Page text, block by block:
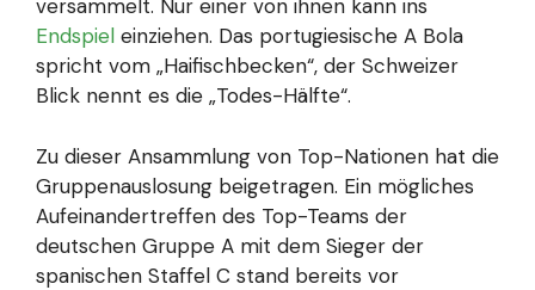
versammelt. Nur einer von ihnen kann ins
Endspiel einziehen. Das portugiesische A Bola
spricht vom „Haifischbecken“, der Schweizer
Blick nennt es die „Todes-Hälfte“.
Zu dieser Ansammlung von Top-Nationen hat die
Gruppenauslosung beigetragen. Ein mögliches
Aufeinandertreffen des Top-Teams der
deutschen Gruppe A mit dem Sieger der
spanischen Staffel C stand bereits vor